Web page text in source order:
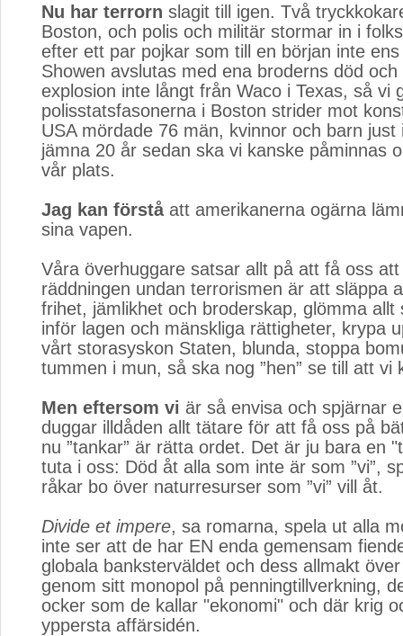
Nu har terrorn slagit till igen. Två
Boston, och polis och militär stormar in i
efter ett par pojkar som till en början inte
Showen avslutas med ena broderns död och
explosion inte långt från Waco i Texas, så vi
polisstatsfasonerna i Boston strider mot
USA mördade 76 män, kvinnor och barn just
jämna 20 år sedan ska vi kanske påminnas
vår plats.
Jag kan förståatt amerikanerna ogärna
sina vapen.
Våra överhuggare satsar allt på att få oss
räddningen undan terrorismen är att släppa
frihet, jämlikhet och broderskap, glömma allt
inför lagen och mänskliga rättigheter, krypa
vårt storasyskon Staten, blunda, stoppa
tummen i mun, så ska nog ”hen” se till att vi
Men eftersom vi är så envisa och spjärnar
duggar illdåden allt tätare för att få oss på
nu ”tankar” är rätta ordet. Det är ju bara en
tuta i oss: Död åt alla som inte är som ”vi”,
råkar bo över naturresurser som ”vi” vill åt.
Divide et impere, sa romarna, spela ut alla
inte ser att de har EN enda gemensam
globala banksterväldet och dess allmakt
genom sitt monopol på penningtillverkning,
ocker som de kallar "ekonomi" och där krig
yppersta affärsidén.